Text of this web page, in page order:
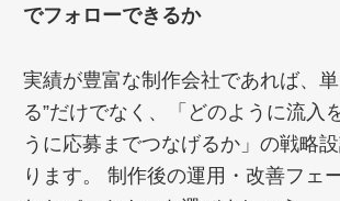
でフォローできるか
実績が豊富な制作会社であれば、
る”だけでなく、「どのように流入
うに応募までつなげるか」の戦略
ります。 制作後の運用・改善フェ